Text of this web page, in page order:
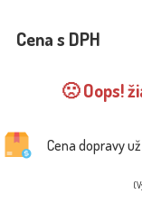
Cena s DPH
🙁 Oops!
Cena dopravy